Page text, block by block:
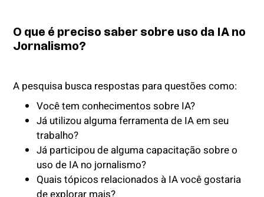
O que é preciso saber sobre uso da IA no
Jornalismo?
A pesquisa busca respostas para questões como:
Você tem conhecimentos sobre IA?
Já utilizou alguma ferramenta de IA em seu
trabalho?
Já participou de alguma capacitação sobre o
uso de IA no jornalismo?
Quais tópicos relacionados à IA você gostaria